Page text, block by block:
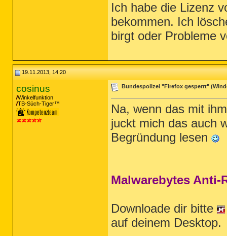
Ich habe die Lizenz
bekommen. Ich
birgt oder Probleme
19.11.2013, 14:20
cosinus
Winkelfunktion
TB-Süch-Tiger™
Bundespolizei "Firefox gesperrt"
Na, wenn das mit
juckt mich das auch
Begründung lesen
Malwarebytes Anti-
Downloade dir bitte
auf deinem Desktop.